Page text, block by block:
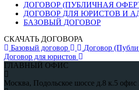
ДОГОВОР (ПУБЛИЧНАЯ
ДОГОВОР ДЛЯ ЮРИСТОВ И
БАЗОВЫЙ ДОГОВОР
СКАЧАТЬ ДОГОВОРА
Базовый договор
Договор
Договор для юристов
ГЛАВНЫЙ ОФИС
Москва, Подольское шоссе д.8 к.5 офис